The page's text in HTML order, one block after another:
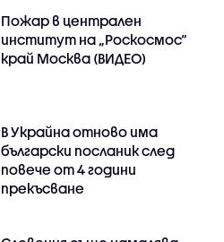
Пожар в централен
институт на „Роскосмос“
край Москва (ВИДЕО)
В Украйна отново има
български посланик след
повече от 4 години
прекъсване